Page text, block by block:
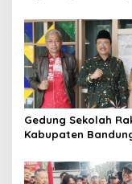
Rebranding RSUD
Gedung Sekolah
Kabupaten
Siap Tampung Dua
Siswa